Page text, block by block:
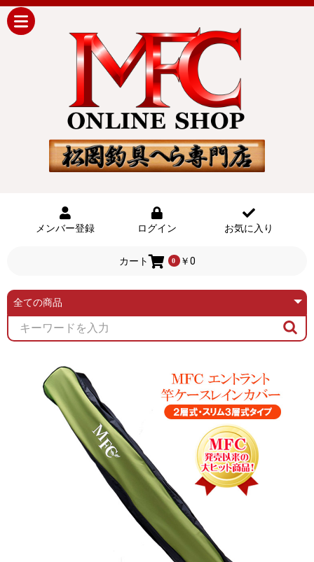
メンバー登録 ログイン お気に入り
カート 0 ￥0